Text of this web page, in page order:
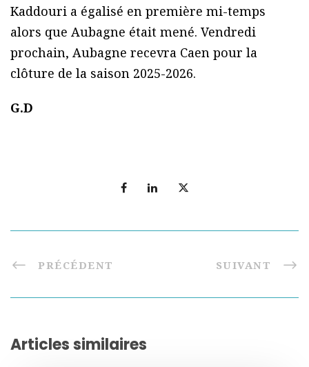
Kaddouri a égalisé en première mi-temps
alors que Aubagne était mené. Vendredi
prochain, Aubagne recevra Caen pour la
clôture de la saison 2025-2026.
G.D
PRÉCÉDENT SUIVANT
Articles similaires